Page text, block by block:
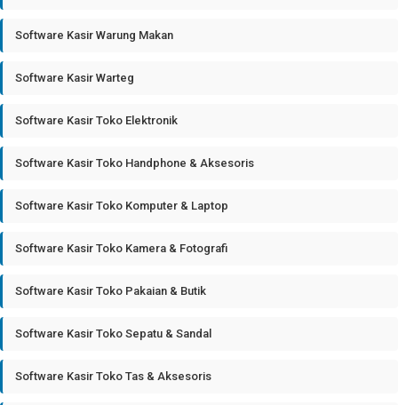
Software Kasir Warung Makan
Software Kasir Warteg
Software Kasir Toko Elektronik
Software Kasir Toko Handphone & Aksesoris
Software Kasir Toko Komputer & Laptop
Software Kasir Toko Kamera & Fotografi
Software Kasir Toko Pakaian & Butik
Software Kasir Toko Sepatu & Sandal
Software Kasir Toko Tas & Aksesoris